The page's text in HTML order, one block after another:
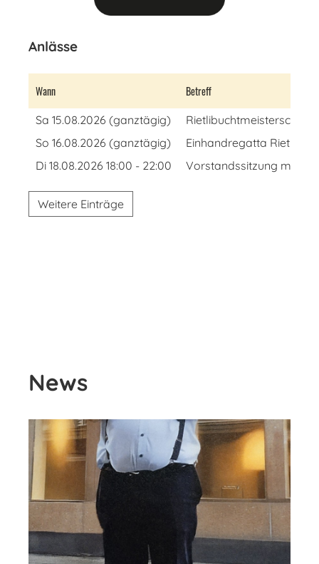
Anlässe
Wann Betreff
Sa 15.08.2026 (ganztägig)
Rietlibuchtmeisterschaft
So 16.08.2026 (ganztägig)
Einhandregatta
Di 18.08.2026 18:00 - 22:00
Vorstandssitzung mit Grill
Weitere Einträge
News